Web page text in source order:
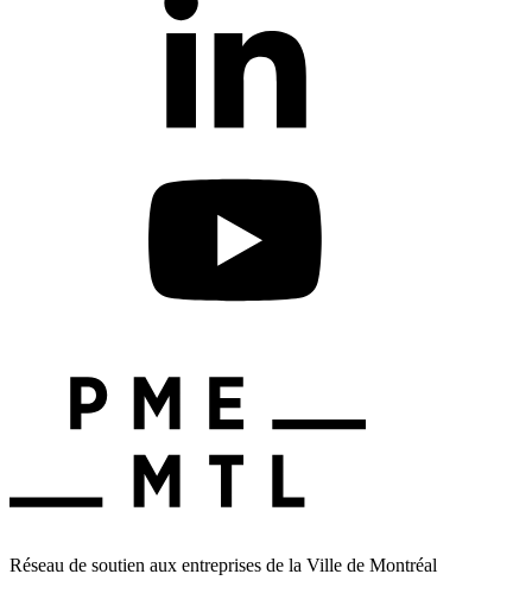
Réseau de soutien aux entreprises de la Ville de Montréal